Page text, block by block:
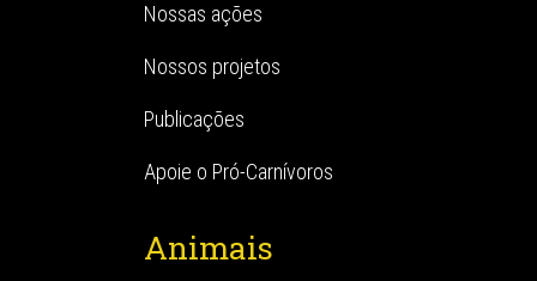
Nossas ações
Nossos projetos
Publicações
Apoie o Pró-Carnívoros
Animais